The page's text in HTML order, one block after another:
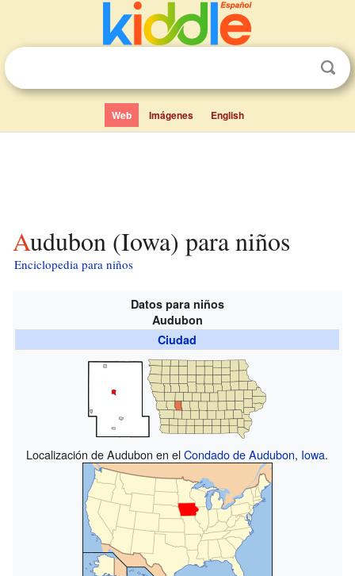
Web Imágenes English
Audubon (Iowa) para niños
Enciclopedia para niños
Datos para niños
Audubon
Ciudad
Localización de Audubon en elCondado de Audubon, Iowa.